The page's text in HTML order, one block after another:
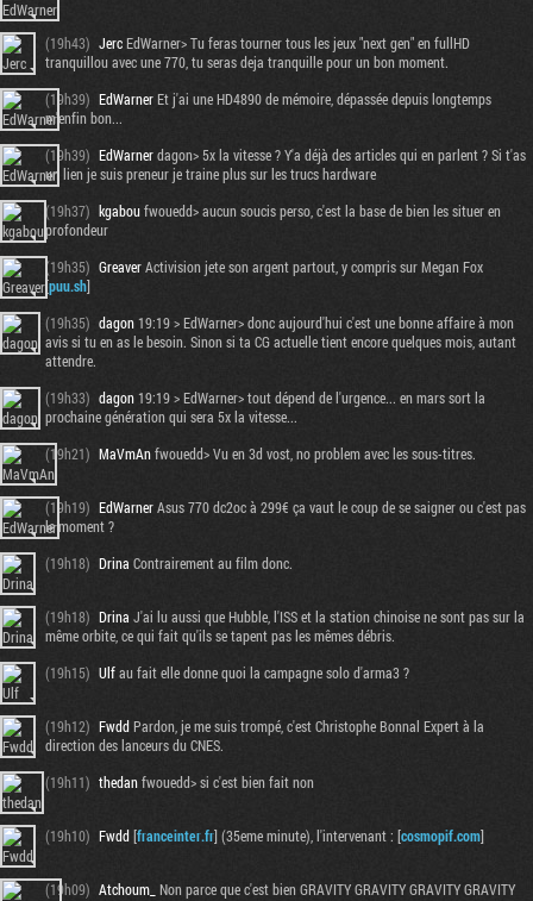
(19h43) JercEdWarner> Tu feras tourner tous les jeux "next gen" en fullHD
tranquillou avec une 770, tu seras deja tranquille pour un bon moment.
(19h39) EdWarnerEt j'ai une HD4890 de mémoire, dépassée depuis longtemps
m'enfin bon...
(19h39) EdWarnerdagon> 5x la vitesse ? Y'a déjà des articles qui en parlent ? Si t'as
un lien je suis preneur je traine plus sur les trucs hardware
(19h37) kgaboufwouedd> aucun soucis perso, c'est la base de bien les situer en
profondeur
(19h35) GreaverActivision jete son argent partout, y compris sur Megan Fox
[puu.sh]
(19h35) dagon19:19 > EdWarner> donc aujourd'hui c'est une bonne affaire à mon
avis si tu en as le besoin. Sinon si ta CG actuelle tient encore quelques mois, autant
attendre.
(19h33) dagon19:19 > EdWarner> tout dépend de l'urgence... en mars sort la
prochaine génération qui sera 5x la vitesse...
(19h21) MaVmAnfwouedd> Vu en 3d vost, no problem avec les sous-titres.
(19h19) EdWarnerAsus 770 dc2oc à 299€ ça vaut le coup de se saigner ou c'est pas
le moment ?
(19h18) Drina Contrairement au film donc.
(19h18) Drina J'ai lu aussi que Hubble, l'ISS et la station chinoise ne sont pas sur la
même orbite, ce qui fait qu'ils se tapent pas les mêmes débris.
(19h15) Ulfau fait elle donne quoi la campagne solo d'arma3 ?
(19h12) FwddPardon, je me suis trompé, c'est Christophe Bonnal Expert à la
direction des lanceurs du CNES.
(19h11) thedanfwouedd> si c'est bien fait non
(19h10) Fwdd[franceinter.fr] (35eme minute), l'intervenant : [cosmopif.com]
(19h09) Atchoum_ Non parce que c'est bien GRAVITY GRAVITY GRAVITY GRAVITY